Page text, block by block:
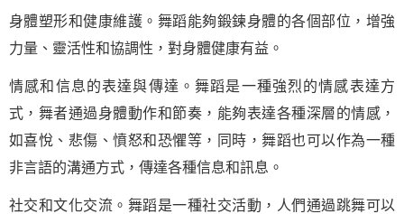
身體塑形和健康維護。舞蹈能夠鍛鍊身體的各個部位，增強
力量、靈活性和協調性，對身體健康有益。
情感和信息的表達與傳達。舞蹈是一種強烈的情感表達方
式，舞者通過身體動作和節奏，能夠表達各種深層的情感，
如喜悅、悲傷、憤怒和恐懼等，同時，舞蹈也可以作為一種
非言語的溝通方式，傳達各種信息和訊息。
社交和文化交流。舞蹈是一種社交活動，人們通過跳舞可以